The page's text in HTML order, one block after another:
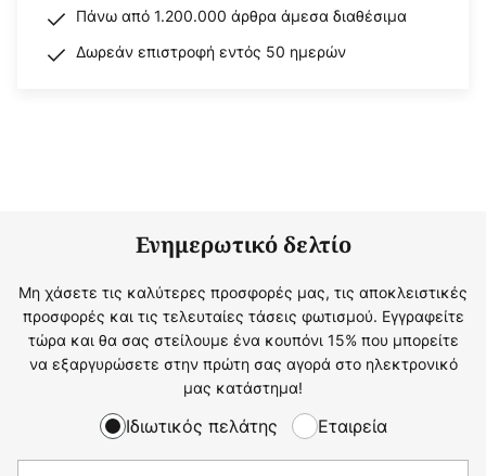
Πάνω από 1.200.000 άρθρα άμεσα διαθέσιμα
Δωρεάν επιστροφή εντός 50 ημερών
Ενημερωτικό δελτίο
Μη χάσετε τις καλύτερες προσφορές μας, τις αποκλειστικές
προσφορές και τις τελευταίες τάσεις φωτισμού. Εγγραφείτε
τώρα και θα σας στείλουμε ένα κουπόνι 15% που μπορείτε
να εξαργυρώσετε στην πρώτη σας αγορά στο ηλεκτρονικό
μας κατάστημα!
Ιδιωτικός πελάτης Εταιρεία